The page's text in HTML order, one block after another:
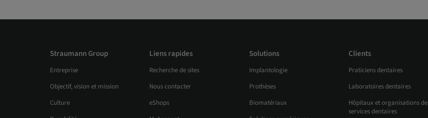
Straumann Group
Entreprise
Objectif, vision et mission
Culture
Liens rapides
Recherche de sites
Nous contacter
eShops
Solutions
Implantologie
Prothèses
Biomatériaux
Clients
Praticiens dentaires
Laboratoires dentaires
Hôpitaux et organisations de
services dentaires